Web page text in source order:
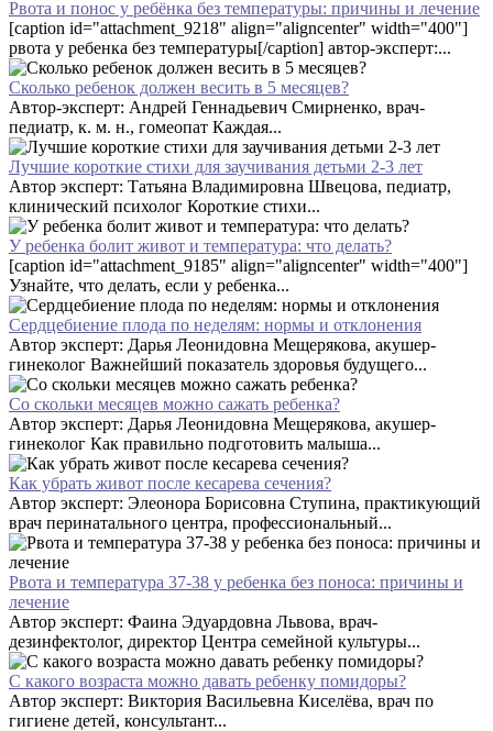
Рвота и понос у ребёнка без температуры: причины и лечение
[caption id="attachment_9218" align="aligncenter" width="400"]
рвота у ребенка без температуры[/caption] автор-эксперт:...
Сколько ребенок должен весить в 5 месяцев?
Автор-эксперт: Андрей Геннадьевич Смирненко, врач-
педиатр, к. м. н., гомеопат Каждая...
Лучшие короткие стихи для заучивания детьми 2-3 лет
Автор эксперт: Татьяна Владимировна Швецова, педиатр,
клинический психолог Короткие стихи...
У ребенка болит живот и температура: что делать?
[caption id="attachment_9185" align="aligncenter" width="400"]
Узнайте, что делать, если у ребенка...
Сердцебиение плода по неделям: нормы и отклонения
Автор эксперт: Дарья Леонидовна Мещерякова, акушер-
гинеколог Важнейший показатель здоровья будущего...
Со скольки месяцев можно сажать ребенка?
Автор эксперт: Дарья Леонидовна Мещерякова, акушер-
гинеколог Как правильно подготовить малыша...
Как убрать живот после кесарева сечения?
Автор эксперт: Элеонора Борисовна Ступина, практикующий
врач перинатального центра, профессиональный...
Рвота и температура 37-38 у ребенка без поноса: причины и
лечение
Автор эксперт: Фаина Эдуардовна Львова, врач-
дезинфектолог, директор Центра семейной культуры...
С какого возраста можно давать ребенку помидоры?
Автор эксперт: Виктория Васильевна Киселёва, врач по
гигиене детей, консультант...